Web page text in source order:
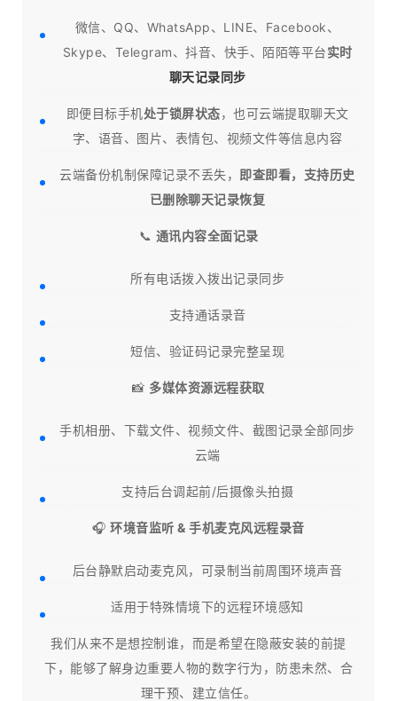
微信、QQ、WhatsApp、LINE、Facebook、
Skype、Telegram、抖音、快手、陌陌等平台实时
聊天记录同步
即便目标手机处于锁屏状态，也可云端提取聊天文
字、语音、图片、表情包、视频文件等信息内容
云端备份机制保障记录不丢失， 即查即看，支持历史
已删除聊天记录恢复
📞 通讯内容全面记录
所有电话拨入拨出记录同步
支持通话录音
短信、验证码记录完整呈现
📸 多媒体资源远程获取
手机相册、下载文件、视频文件、截图记录全部同步
云端
支持后台调起前/后摄像头拍摄
🎧环境音监听 & 手机麦克风远程录音
后台静默启动麦克风，可录制当前周围环境声音
适用于特殊情境下的远程环境感知
我们从来不是想控制谁，而是希望在隐蔽安装的前提
下，能够了解身边重要人物的数字行为，防患未然、合
理干预、建立信任。​